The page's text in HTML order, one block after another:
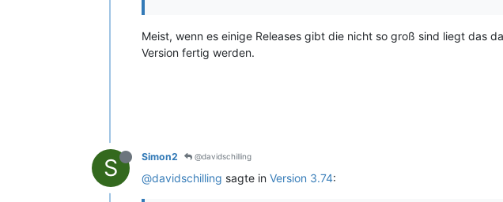
Meist, wenn es einige Releases gibt die nicht so groß sind liegt das
Version fertig werden.
S Simon2 @davidschilling
@davidschilling sagte in Version 3.74: